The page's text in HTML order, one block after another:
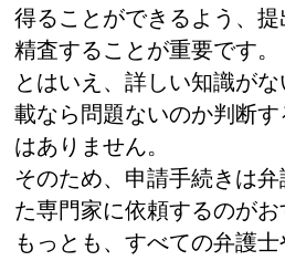
得ることができるよう、
精査することが重要です。
とはいえ、詳しい知識が
載なら問題ないのか判断
はありません。
そのため、申請手続きは
た専門家に依頼するのがお
もっとも、すべての弁護